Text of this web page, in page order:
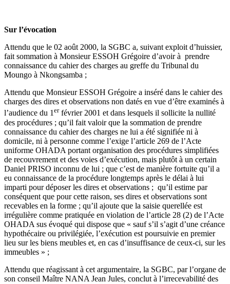
Sur l’évocation
Attendu que le 02 août 2000, la SGBC a, suivant exploit d’huissier,
fait sommation à Monsieur ESSOH Grégoire d’avoir à prendre
connaissance du cahier des charges au greffe du Tribunal du
Moungo à Nkongsamba ;
Attendu que Monsieur ESSOH Grégoire a inséré dans le cahier des
charges des dires et observations non datés en vue d’être examinés à
l’audience du 1erfévrier 2001 et dans lesquels il sollicite la nullité
des procédures ; qu’il fait valoir que la sommation de prendre
connaissance du cahier des charges ne lui a été signifiée ni à
domicile, ni à personne comme l’exige l’article 269 de l’Acte
uniforme OHADA portant organisation des procédures simplifiées
de recouvrement et des voies d’exécution, mais plutôt à un certain
Daniel PRISO inconnu de lui ; que c’est de manière fortuite qu’il a
eu connaissance de la procédure longtemps après le délai à lui
imparti pour déposer les dires et observations ; qu’il estime par
conséquent que pour cette raison, ses dires et observations sont
recevables en la forme ; qu’il ajoute que la saisie querellée est
irrégulière comme pratiquée en violation de l’article 28 (2) de l’Acte
OHADA sus évoqué qui dispose que « sauf s’il s’agit d’une créance
hypothécaire ou privilégiée, l’exécution est poursuivie en premier
lieu sur les biens meubles et, en cas d’insuffisance de ceux-ci, sur les
immeubles » ;
Attendu que réagissant à cet argumentaire, la SGBC, par l’organe de
son conseil Maître NANA Jean Jules, conclut à l’irrecevabilité des